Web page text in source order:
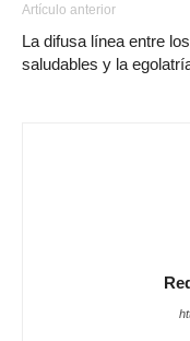
Artículo anterior
La difusa línea entre
saludables y la